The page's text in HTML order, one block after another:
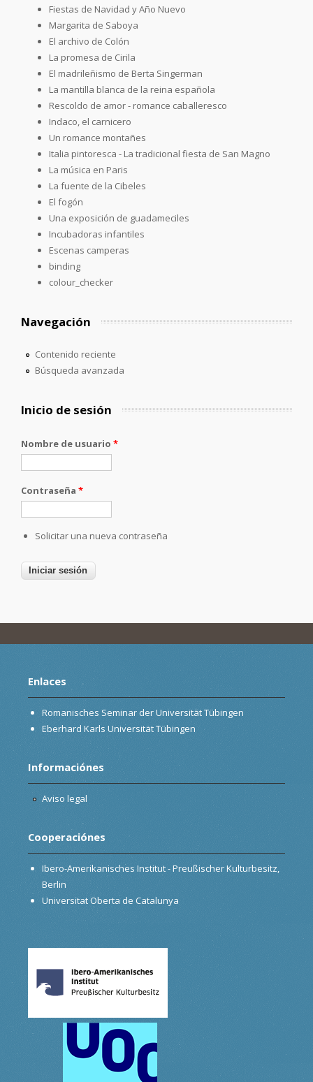
Fiestas de Navidad y Año Nuevo
Margarita de Saboya
El archivo de Colón
La promesa de Cirila
El madrileñismo de Berta Singerman
La mantilla blanca de la reina española
Rescoldo de amor - romance caballeresco
Indaco, el carnicero
Un romance montañes
Italia pintoresca - La tradicional fiesta de San Magno
La música en Paris
La fuente de la Cibeles
El fogón
Una exposición de guadameciles
Incubadoras infantiles
Escenas camperas
binding
colour_checker
Navegación
Contenido reciente
Búsqueda avanzada
Inicio de sesión
Nombre de usuario *
Contraseña *
Solicitar una nueva contraseña
Enlaces
Romanisches Seminar der Universität Tübingen
Eberhard Karls Universität Tübingen
Informaciónes
Aviso legal
Cooperaciónes
Ibero-Amerikanisches Institut - Preußischer Kulturbesitz,
Berlin
Universitat Oberta de Catalunya